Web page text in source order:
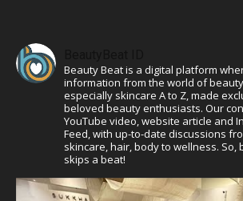
Beauty Beat is a digital platform
information from the world of
especially skincare A to Z, made
beloved beauty enthusiasts. Our
YouTube video, website article and
Feed, with up-to-date discussions
skincare, hair, body to wellness.
skips a beat!